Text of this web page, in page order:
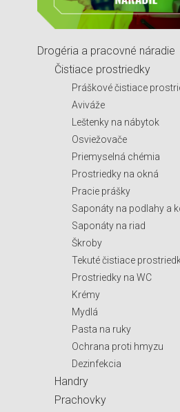
Drogéria a pracovné náradie
Čistiace prostriedky
Práškové čistiace
Aviváže
Leštenky na nábytok
Osviežovače
Priemyselná chémia
Prostriedky na okná
Pracie prášky
Saponáty na podlahy a
Saponáty na riad
Škroby
Tekuté čistiace
Prostriedky na WC
Krémy
Mydlá
Pasta na ruky
Ochrana proti hmyzu
Dezinfekcia
Handry
Prachovky